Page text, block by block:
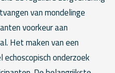
van mondelinge
voorkeur aan
Het maken van een
onderzoek